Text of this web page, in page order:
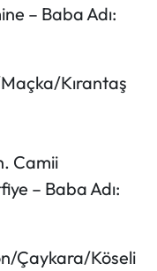
– Baba Adı:
Kırantaş
Camii
– Baba Adı:
Çaykara/Köseli